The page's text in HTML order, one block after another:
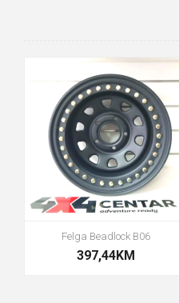
Felga Beadlock B06
397,44KM